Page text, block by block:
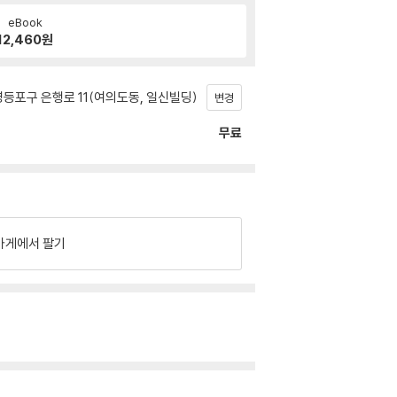
eBook
원
포구 은행로 11(여의도동, 일신빌딩) 변경
무료
게에서 팔기